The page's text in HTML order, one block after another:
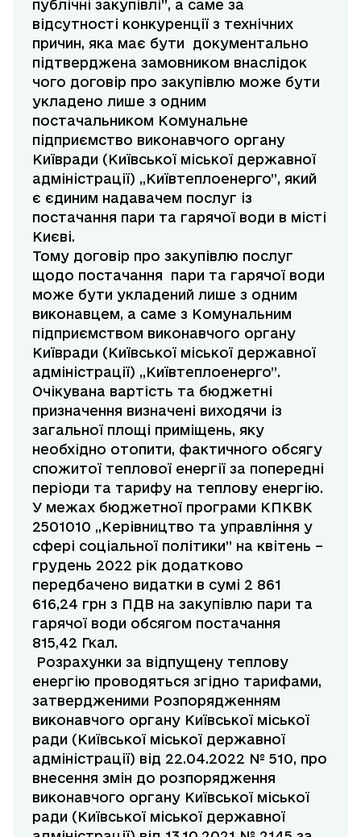
публічні закупівлі”, а саме за
відсутності конкуренції з технічних
причин, яка має бути документально
підтверджена замовником внаслідок
чого договір про закупівлю може бути
укладено лише з одним
постачальником Комунальне
підприємство виконавчого органу
Київради (Київської міської державної
адміністрації) „Київтеплоенерго”, який
є єдиним надавачем послуг із
постачання пари та гарячої води в місті
Києві.
Тому договір про закупівлю послуг
щодо постачання пари та гарячої води
може бути укладений лише з одним
виконавцем, а саме з Комунальним
підприємством виконавчого органу
Київради (Київської міської державної
адміністрації) „Київтеплоенерго”.
Очікувана вартість та бюджетні
призначення визначені виходячи із
загальної площі приміщень, яку
необхідно отопити, фактичного обсягу
спожитої теплової енергії за попередні
періоди та тарифу на теплову енергію.
У межах бюджетної програми КПКВК
2501010 „Керівництво та управління у
сфері соціальної політики” на квітень –
грудень 2022 рік додатково
передбачено видатки в сумі 2 861
616,24 грн з ПДВ на закупівлю пари та
гарячої води обсягом постачання
815,42 Гкал.
Розрахунки за відпущену теплову
енергію проводяться згідно тарифами,
затвердженими Розпорядженням
виконавчого органу Київської міської
ради (Київської міської державної
адміністрації) від 22.04.2022 № 510, про
внесення змін до розпорядження
виконавчого органу Київської міської
ради (Київської міської державної